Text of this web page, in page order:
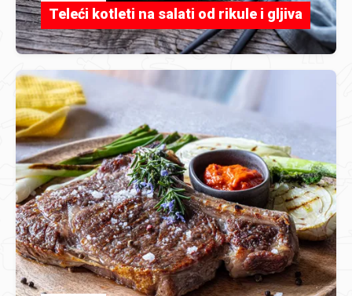
Teleći kotleti na salati od rikule i gljiva